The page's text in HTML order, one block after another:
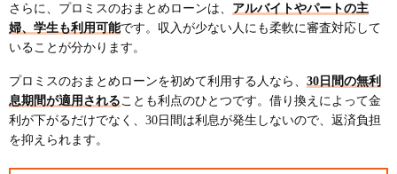
さらに、プロミスのおまとめローンは、 アルバイトやパートの主
婦、学生も利用可能です。収入が少ない人にも柔軟に審査対応して
いることが分かります。
プロミスのおまとめローンを初めて利用する人なら、 30日間の無利
息期間が適用される ことも利点のひとつです。借り換えによって金
利が下がるだけでなく、30日間は利息が発生しないので、返済負担
を抑えられます。